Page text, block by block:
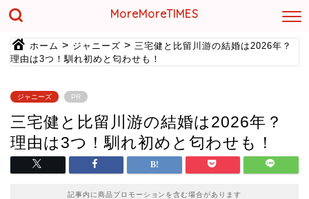
MoreMoreTIMES
ホーム > ジャニーズ > 三宅健と比留川游の結婚は2026年？
理由は3つ！馴れ初めと匂わせも！
ジャニーズ PR
三宅健と比留川游の結婚は2026年？
理由は3つ！馴れ初めと匂わせも！
記事内に商品プロモーションを含む場合があります